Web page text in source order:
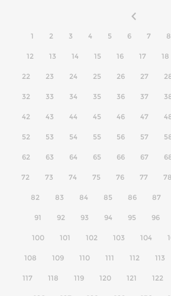
1 2 3 4 5 6 7 8
12 13 14 15 16 17 18
22 23 24 25 26 27
32 33 34 35 36 37
42 43 44 45 46 47
52 53 54 55 56 57
62 63 64 65 66 67
72 73 74 75 76 77 78
82 83 84 85 86 87
91 92 93 94 95 96
100 101 102 103 104
108 109 110 111 112 113
117 118 119 120 121 122